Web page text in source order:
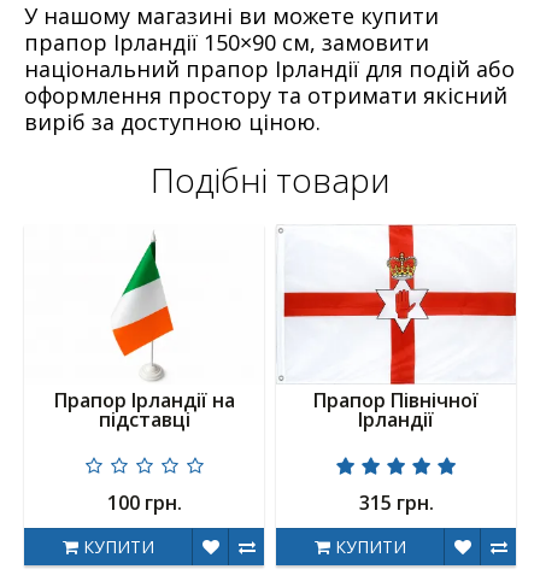
У нашому магазині ви можете купити
прапор Ірландії 150×90 см, замовити
національний прапор Ірландії для подій або
оформлення простору та отримати якісний
виріб за доступною ціною.
Подібні товари
Прапор Ірландії на
підставці
100 грн.
КУПИТИ
Прапор Північної
Ірландії
315 грн.
КУПИТИ